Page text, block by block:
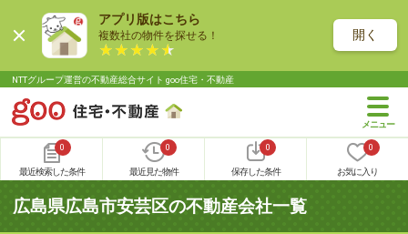
アプリ版はこちら
複数社の物件を探せる！ 開く
NTTグループ運営の不動産総合サイト goo住宅・不動産
0
最近検索した条件
0
最近見た物件
0
保存した条件
0
お気に入り
広島県広島市安芸区の不動産会社一覧